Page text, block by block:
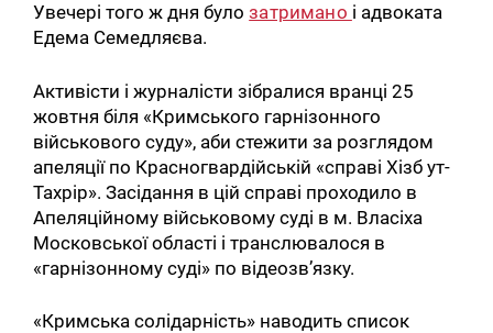
Увечері того ж дня булозатримано і адвоката
Едема Семедляєва.
Активісти і журналісти зібралися вранці 25
жовтня біля «Кримського гарнізонного
військового суду», аби стежити за розглядом
апеляції по Красногвардійській «справі Хізб ут-
Тахрір». Засідання в цій справі проходило в
Апеляційному військовому суді в м. Власіха
Московської області і транслювалося в
«гарнізонному суді» по відеозв’язку.
«Кримська солідарність» наводить список